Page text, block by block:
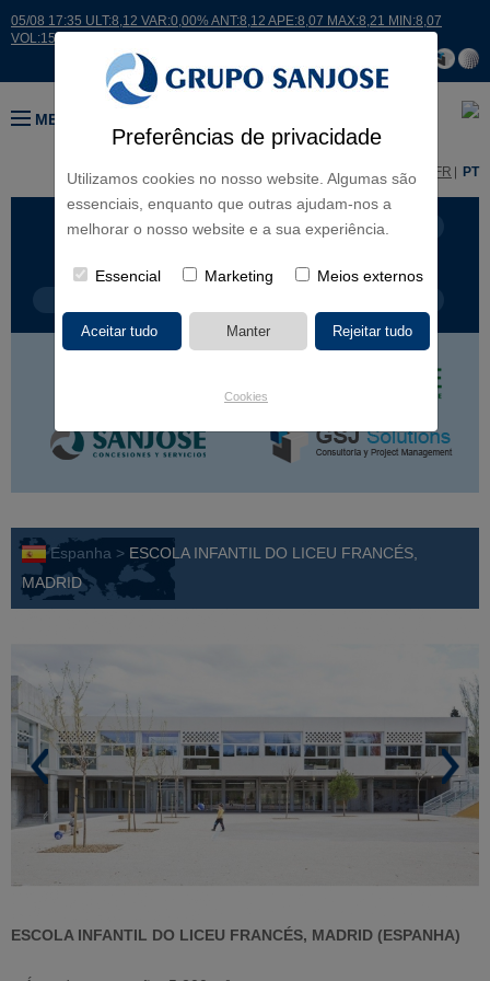
Preferências de privacidade
Utilizamos cookies no nosso website. Algumas são
essenciais, enquanto que outras ajudam-nos a
melhorar o nosso website e a sua experiência.
Essencial Marketing Meios externos
Cookies
05/08 17:35 ULT:8,12 VAR:0,00% ANT:8,12 APE:8,07 MAX:8,21 MIN:8,07
VOL:15007
MENU
EN FR PT
LINHAS DE NEGÓCIO CONTINENTES
Espanha > ESCOLA INFANTIL DO LICEU FRANCÉS,
MADRID
ESCOLA INFANTIL DO LICEU FRANCÉS, MADRID (ESPANHA)